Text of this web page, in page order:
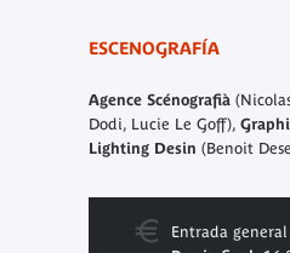
ESCENOGRAFÍA
Agence Scénografià
Dodi, Lucie Le Goff),
Lighting Desin (Benoit
Entrada general